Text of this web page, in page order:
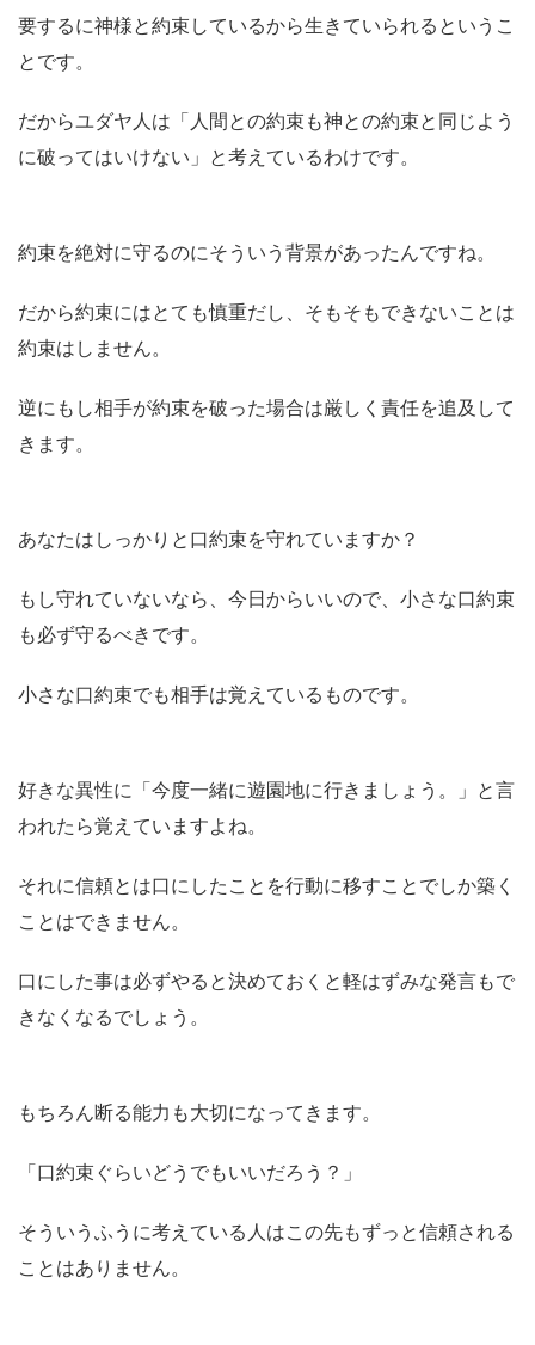
要するに神様と約束しているから生きていられるというこ
とです。
だからユダヤ人は「人間との約束も神との約束と同じよう
に破ってはいけない」と考えているわけです。
約束を絶対に守るのにそういう背景があったんですね。
だから約束にはとても慎重だし、そもそもできないことは
約束はしません。
逆にもし相手が約束を破った場合は厳しく責任を追及して
きます。
あなたはしっかりと口約束を守れていますか？
もし守れていないなら、今日からいいので、小さな口約束
も必ず守るべきです。
小さな口約束でも相手は覚えているものです。
好きな異性に「今度一緒に遊園地に行きましょう。」と言
われたら覚えていますよね。
それに信頼とは口にしたことを行動に移すことでしか築く
ことはできません。
口にした事は必ずやると決めておくと軽はずみな発言もで
きなくなるでしょう。
もちろん断る能力も大切になってきます。
「口約束ぐらいどうでもいいだろう？」
そういうふうに考えている人はこの先もずっと信頼される
ことはありません。